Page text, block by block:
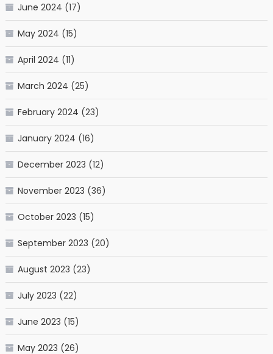
June 2024 (17)
May 2024 (15)
April 2024 (11)
March 2024 (25)
February 2024 (23)
January 2024 (16)
December 2023 (12)
November 2023 (36)
October 2023 (15)
September 2023 (20)
August 2023 (23)
July 2023 (22)
June 2023 (15)
May 2023 (26)